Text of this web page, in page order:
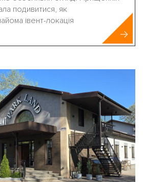
подивитися, як
івент-локація